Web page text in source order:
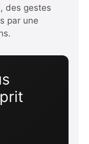
des gestes
par une